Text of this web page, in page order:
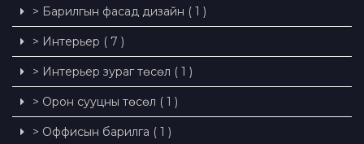
> Барилгын фасад дизайн ( 1 )
> Интерьер ( 7 )
> Интерьер зураг төсөл ( 1 )
> Орон сууцны төсөл ( 1 )
> Оффисын барилга ( 1 )